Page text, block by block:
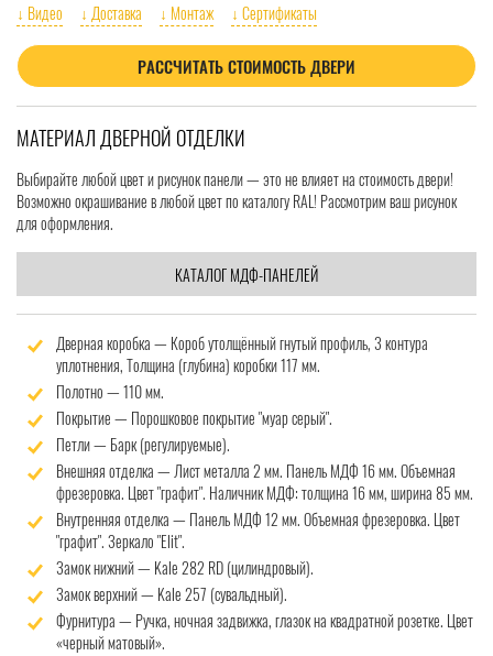
↓ Видео ↓ Доставка ↓ Монтаж ↓ Сертификаты
РАССЧИТАТЬ СТОИМОСТЬ ДВЕРИ
МАТЕРИАЛ ДВЕРНОЙ ОТДЕЛКИ
Выбирайте любой цвет и рисунок панели — это не влияет на стоимость двери!
Возможно окрашивание в любой цвет по каталогу RAL! Рассмотрим ваш рисунок
для оформления.
КАТАЛОГ МДФ-ПАНЕЛЕЙ
Дверная коробка — Короб утолщённый гнутый профиль, 3 контура
уплотнения, Толщина (глубина) коробки 117 мм.
Полотно — 110 мм.
Покрытие — Порошковое покрытие "муар серый".
Петли — Барк (регулируемые).
Внешняя отделка — Лист металла 2 мм. Панель МДФ 16 мм. Объемная
фрезеровка. Цвет "графит". Наличник МДФ: толщина 16 мм, ширина 85 мм.
Внутренняя отделка — Панель МДФ 12 мм. Объемная фрезеровка. Цвет
"графит". Зеркало "Elit".
Замок нижний — Kale 282 RD (цилиндровый).
Замок верхний — Kale 257 (сувальдный).
Фурнитура — Ручка, ночная задвижка, глазок на квадратной розетке. Цвет
«черный матовый».